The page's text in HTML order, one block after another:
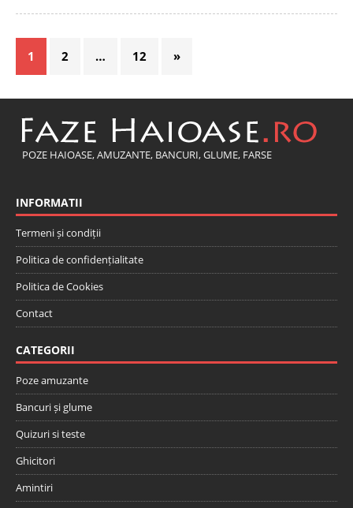
1 2 … 12 »
POZE HAIOASE, AMUZANTE, BANCURI, GLUME, FARSE
INFORMATII
Termeni și condiții
Politica de confidențialitate
Politica de Cookies
Contact
CATEGORII
Poze amuzante
Bancuri și glume
Quizuri si teste
Ghicitori
Amintiri